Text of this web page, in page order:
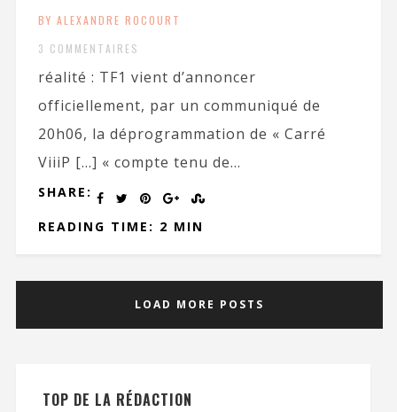
BY ALEXANDRE ROCOURT
3 COMMENTAIRES
réalité : TF1 vient d’annoncer
officiellement, par un communiqué de
20h06, la déprogrammation de « Carré
ViiiP […] « compte tenu de...
SHARE:
READING TIME: 2 MIN
LOAD MORE POSTS
TOP DE LA RÉDACTION